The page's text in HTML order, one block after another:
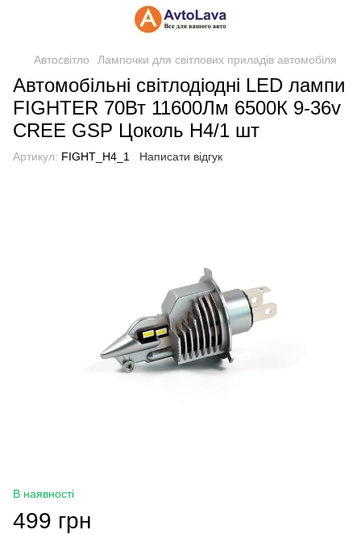
Автосвітло Лампочки для світлових приладів автомобіля
Автомобільні світлодіодні LED лампи
FIGHTER 70Вт 11600Лм 6500К 9-36v
CREE GSP Цоколь H4/1 шт
Артикул: FIGHT_H4_1 Написати відгук
В наявності
499 грн